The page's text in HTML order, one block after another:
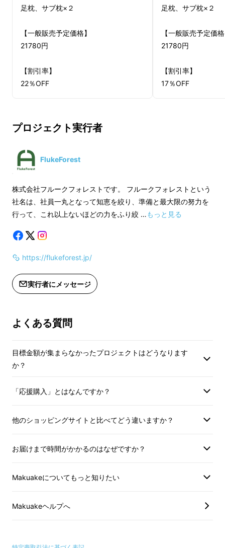
足枕、サブ枕×２
【一般販売予定価格】
21780円
【割引率】
22％OFF
【ご注意】 ※皆様の応援購入により量
産効率が向上した場合、正規販売価格
ざいます。
※デザイン・仕様は変更になる可能性
もございます。ご了承ください。
※ご注文状況、使用部材の供給状況、
製造工程上の都合等により出荷時期が
適格請求書発行事業者登録番号：あり
足枕、サブ枕×２
【一般販売予定価
21780円
【割引率】
17％OFF
※ご注文状況、使
プロジェクト実行者
FlukeForest
株式会社フルークフォレストです。 フルークフォレストという
社名は、社員一丸となって知恵を絞り、準備と最大限の努力を
行って、これ以上ないほどの力をふり絞 …もっと見る
https://flukeforest.jp/
実行者にメッセージ
よくある質問
目標金額が集まらなかったプロジェクトはどうなります
か？
「応援購入」とはなんですか？
他のショッピングサイトと比べてどう違いますか？
お届けまで時間がかかるのはなぜですか？
Makuakeについてもっと知りたい
Makuakeヘルプへ